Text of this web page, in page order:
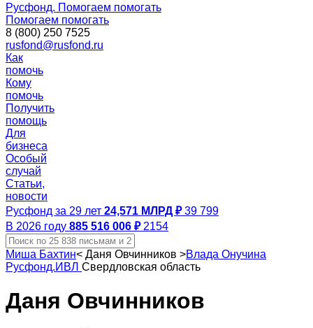
Русфонд. Помогаем помогать
Помогаем помогать
8 (800) 250 7525
rusfond@rusfond.ru
Как
помочь
Кому
помочь
Получить
помощь
Для
бизнеса
Особый
случай
Статьи,
новости
Русфонд за 29 лет 24,571 МЛРД ₽ 39 799
В 2026 году 885 516 006 ₽ 2154
Миша Бахтин< Даня Овчинников >Влада Онучина
Русфонд.ИВЛ Свердловская область
Даня Овчинников